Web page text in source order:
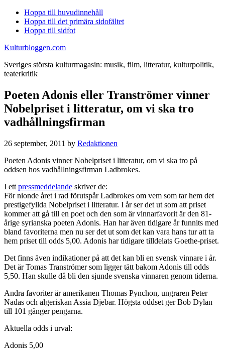
Hoppa till huvudinnehåll
Hoppa till det primära sidofältet
Hoppa till sidfot
Kulturbloggen.com
Sveriges största kulturmagasin: musik, film, litteratur, kulturpolitik,
teaterkritik
Poeten Adonis eller Tranströmer vinner
Nobelpriset i litteratur, om vi ska tro
vadhållningsfirman
26 september, 2011 by Redaktionen
Poeten Adonis vinner Nobelpriset i litteratur, om vi ska tro på
oddsen hos vadhållningsfirman Ladbrokes.
I ett pressmeddelande skriver de:
För nionde året i rad förutspår Ladbrokes om vem som tar hem det
prestigefyllda Nobelpriset i litteratur. I år ser det ut som att priset
kommer att gå till en poet och den som är vinnarfavorit är den 81-
årige syrianska poeten Adonis. Han har även tidigare år funnits med
bland favoriterna men nu ser det ut som det kan vara hans tur att ta
hem priset till odds 5,00. Adonis har tidigare tilldelats Goethe-priset.
Det finns även indikationer på att det kan bli en svensk vinnare i år.
Det är Tomas Tranströmer som ligger tätt bakom Adonis till odds
5,50. Han skulle då bli den sjunde svenska vinnaren genom tiderna.
Andra favoriter är amerikanen Thomas Pynchon, ungraren Peter
Nadas och algeriskan Assia Djebar. Högsta oddset ger Bob Dylan
till 101 gånger pengarna.
Aktuella odds i urval:
Adonis 5,00